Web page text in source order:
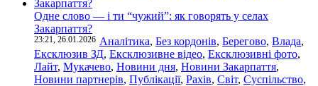
Одне слово — і ти “чужий”: як говорять у селах
Закарпаття?
23:21, 26.01.2026 Аналітика, Без кордонів, Берегово, Влада,
Ексклюзив ЗД, Ексклюзивне відео, Ексклюзивні фото,
Лайт, Мукачево, Новини дня, Новини Закарпаття,
Новини партнерів, Публікації, Рахів, Світ, Суспільство,